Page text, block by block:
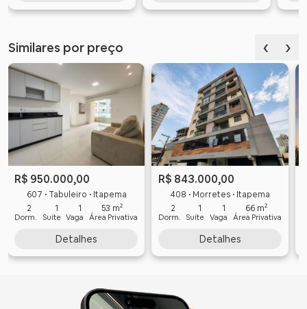
Similares por preço ‹ ›
R$ 950.000,00
607 • Tabuleiro • Itapema
2
Dorm.
1
Suíte
1
Vaga
53 m²
Área Privativa
Detalhes
R$ 843.000,00
408 • Morretes • Itapema
2
Dorm.
1
Suíte
1
Vaga
66 m²
Área Privativa
Detalhes